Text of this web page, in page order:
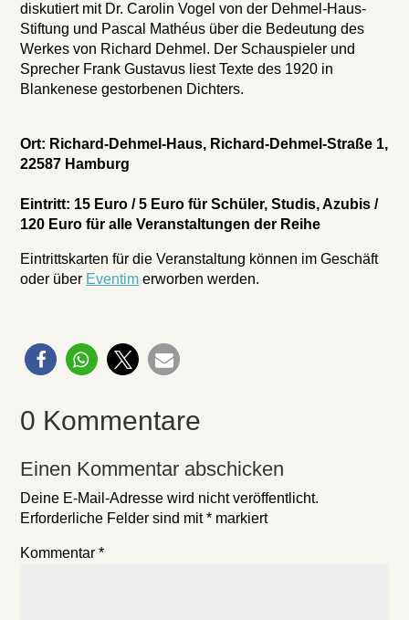
diskutiert mit Dr. Carolin Vogel von der Dehmel-Haus-
Stiftung und Pascal Mathéus über die Bedeutung des
Werkes von Richard Dehmel. Der Schauspieler und
Sprecher Frank Gustavus liest Texte des 1920 in
Blankenese gestorbenen Dichters.
Ort: Richard-Dehmel-Haus, Richard-Dehmel-Straße 1,
22587 Hamburg
Eintritt: 15 Euro / 5 Euro für Schüler, Studis, Azubis /
120 Euro für alle Veranstaltungen der Reihe
Eintrittskarten für die Veranstaltung können im Geschäft
oder über Eventim erworben werden.
0 Kommentare
Einen Kommentar abschicken
Deine E-Mail-Adresse wird nicht veröffentlicht.
Erforderliche Felder sind mit* markiert
Kommentar*